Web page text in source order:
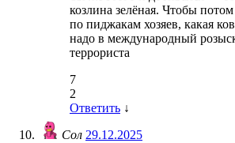
козлина зелёная. Чтобы
по пиджакам хозяев, какая
надо в международный
террориста
7
2
Ответить ↓
Сол 29.12.2025